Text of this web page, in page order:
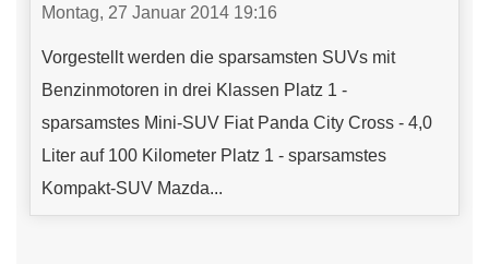
Montag, 27 Januar 2014 19:16
Vorgestellt werden die sparsamsten SUVs mit
Benzinmotoren in drei Klassen Platz 1 -
sparsamstes Mini-SUV Fiat Panda City Cross - 4,0
Liter auf 100 Kilometer Platz 1 - sparsamstes
Kompakt-SUV Mazda...